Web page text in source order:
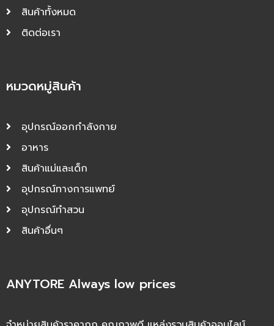
สินค้าทั้งหมด
ติดต่อเรา
หมวดหมู่สินค้า
อุปกรณ์ออกกำลังกาย
อาหาร
สินค้าแม่และเด็ก
อุปกรณ์ทางการแพทย์
อุปกรณ์ทำสวน
สินค้าอื่นๆ
ANYTORE Always low prices